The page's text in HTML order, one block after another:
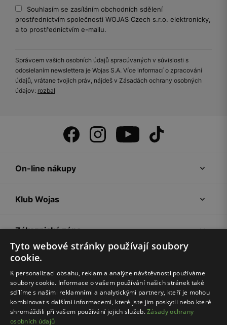
Souhlasím se zasíláním obchodních sdělení
prostřednictvím společnosti WOJAS Czech s.r.o. elektronicky,
a to prostřednictvím e-mailu.
Správcem vašich osobních údajů spracúvaných v súvislosti s
odosielaním newslettera je Wojas S.A. Více informací o zpracování
údajů, vrátane tvojich práv, nájdeš v Zásadách ochrany osobných
údajov: rozbal
On-line nákupy
Klub Wojas
Zákaznická zóna
Společnost Wojas
Rady
Tyto webové stránky používají soubory
cookie.
K personalizaci obsahu, reklam a analýze návštěvnosti používáme
soubory cookie. Informace o vašem používání našich stránek také
sdílíme s našimi reklamními a analytickými partnery, kteří je mohou
kombinovat s dalšími informacemi, které jste jim poskytli nebo které
shromáždili při vašem používání jejich služeb.Zásady ochrany
osobních údajů